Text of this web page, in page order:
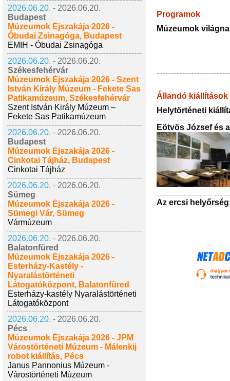
2026.06.20. - 2026.06.20.
Budapest
Múzeumok Éjszakája 2026 -
Óbudai Zsinagóga, Budapest
EMIH - Óbudai Zsinagóga
2026.06.20. - 2026.06.20.
Székesfehérvár
Múzeumok Éjszakája 2026 - Szent
István Király Múzeum - Fekete Sas
Patikamúzeum, Székesfehérvár
Szent István Király Múzeum –
Fekete Sas Patikamúzeum
2026.06.20. - 2026.06.20.
Budapest
Múzeumok Éjszakája 2026 -
Cinkotai Tájház, Budapest
Cinkotai Tájház
2026.06.20. - 2026.06.20.
Sümeg
Múzeumok Éjszakája 2026 -
Sümegi Vár, Sümeg
Vármúzeum
2026.06.20. - 2026.06.20.
Balatonfüred
Múzeumok Éjszakája 2026 -
Esterházy-Kastély -
Nyaralástörténeti
Látogatóközpont, Balatonfüred
Esterházy-kastély Nyaralástörténeti
Látogatóközpont
2026.06.20. - 2026.06.20.
Pécs
Múzeumok Éjszakája 2026 - JPM
Várostörténeti Múzeum - Málenkij
robot kiállítás, Pécs
Janus Pannonius Múzeum -
Várostörténeti Múzeum
Programok
Múzeumok
Állandó kiállítások
Helytörténeti
Eötvös József és
Az ercsi